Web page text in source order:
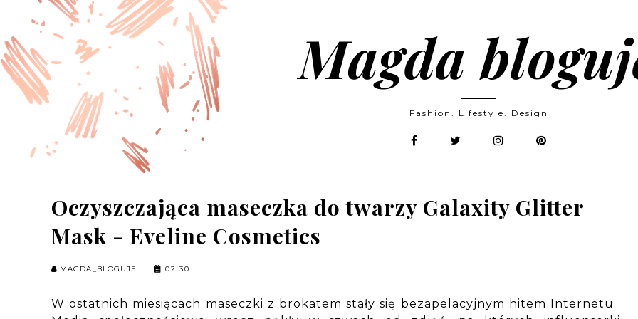
Magda
Fashion. Lifestyle. Design
Oczyszczająca maseczka do twarzy Galaxity Glitter
Mask - Eveline Cosmetics
MAGDA_BLOGUJE 02:30
W ostatnich miesiącach maseczki z brokatem stały się bezapelacyjnym hitem Internetu.